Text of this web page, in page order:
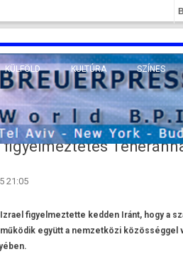
KÜLFÖLD
EURÓPA
KÖZEL-KELET
KULTÚRA
TUDOMÁNY
SZÍNES
21:05
Izrael figyelmeztette kedden Iránt, hogy a
működik együtt a nemzetközi közösséggel